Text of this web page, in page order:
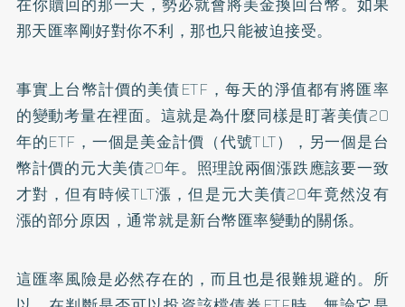
那天匯率剛好對你不利，那也只能被迫接受。
事實上台幣計價的美債ETF，每天的淨值都有將匯率
的變動考量在裡面。這就是為什麼同樣是盯著美債20
年的ETF，一個是美金計價（代號TLT），另一個是台
幣計價的元大美債20年。照理說兩個漲跌應該要一致
才對，但有時候TLT漲，但是元大美債20年竟然沒有
漲的部分原因，通常就是新台幣匯率變動的關係。
這匯率風險是必然存在的，而且也是很難規避的。所